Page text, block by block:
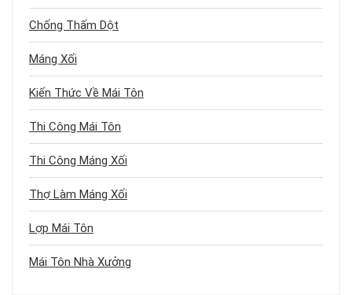
Chống Thấm Dột
Máng Xối
Kiến Thức Về Mái Tôn
Thi Công Mái Tôn
Thi Công Máng Xối
Thợ Làm Máng Xối
Lợp Mái Tôn
Mái Tôn Nhà Xưởng